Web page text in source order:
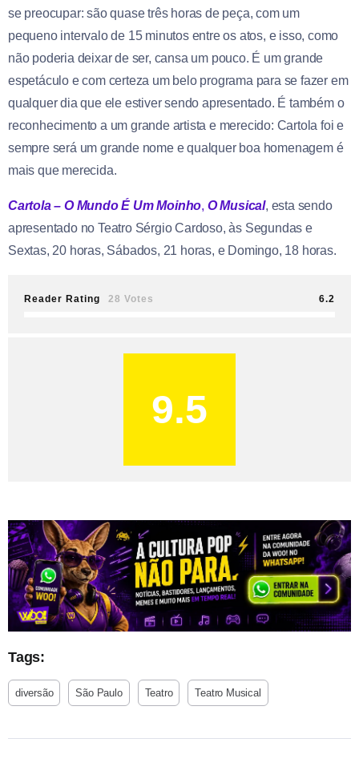
se preocupar: são quase três horas de peça, com um
pequeno intervalo de 15 minutos entre os atos, e isso, como
não poderia deixar de ser, cansa um pouco. É um grande
espetáculo e com certeza um belo programa para se fazer em
qualquer dia que ele estiver sendo apresentado. É também o
reconhecimento a um grande artista e merecido: Cartola foi e
sempre será um grande nome e qualquer boa homenagem é
mais que merecida.
Cartola – O Mundo É Um Moinho, O Musical, esta sendo
apresentado no Teatro Sérgio Cardoso, às Segundas e
Sextas, 20 horas, Sábados, 21 horas, e Domingo, 18 horas.
Reader Rating 28 Votes 6.2
9.5
Tags:
diversão São Paulo Teatro Teatro Musical